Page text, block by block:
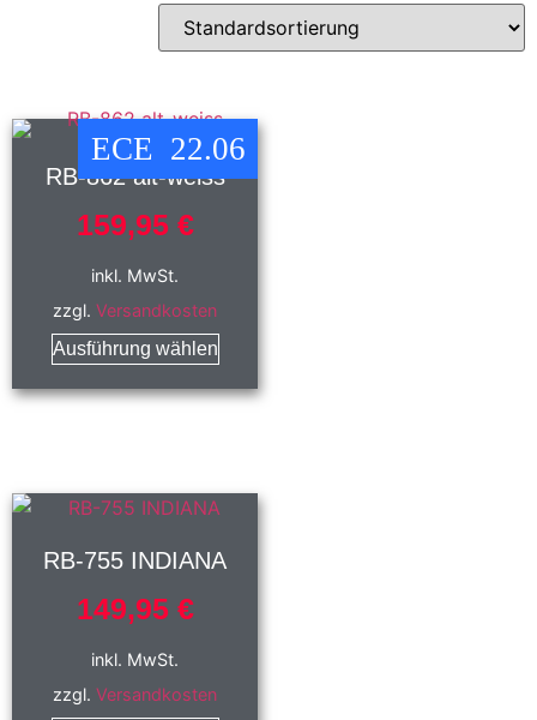
ECE 22.06
RB-862 alt-weiss
159,95 €
inkl. MwSt.
zzgl.Versandkosten
Ausführung wählen
RB-755 INDIANA
149,95 €
inkl. MwSt.
zzgl.Versandkosten